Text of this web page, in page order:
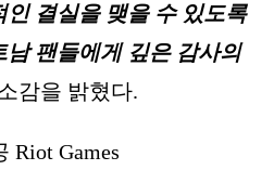
결실을 맺을 수 있도록
팬들에게 깊은 감사의
감을 밝혔다.
Riot Games